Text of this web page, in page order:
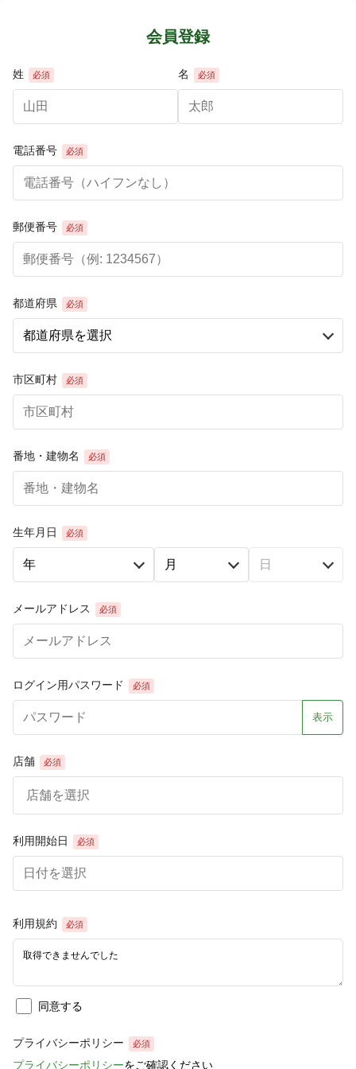
会員登録
姓 必須 名 必須
電話番号 必須
郵便番号 必須
都道府県 必須
市区町村 必須
番地・建物名 必須
生年月日 必須
メールアドレス 必須
ログイン用パスワード 必須
表示
店舗 必須
店舗を選択
利用開始日 必須
利用規約 必須
取得できませんでした
同意する
プライバシーポリシー 必須
プライバシーポリシーをご確認ください